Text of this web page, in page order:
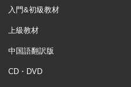
入門&初級教材
上級教材
中国語翻訳版
CD・DVD